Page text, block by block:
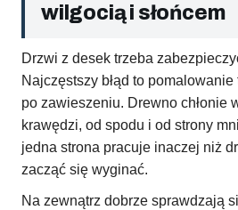
wilgocią i słońcem
Drzwi z desek trzeba
Najczęstszy błąd to
po zawieszeniu. Drewno chłonie
krawędzi, od spodu i od strony
jedna strona pracuje inaczej niż
zacząć się wyginać.
Na zewnątrz dobrze sprawdzają